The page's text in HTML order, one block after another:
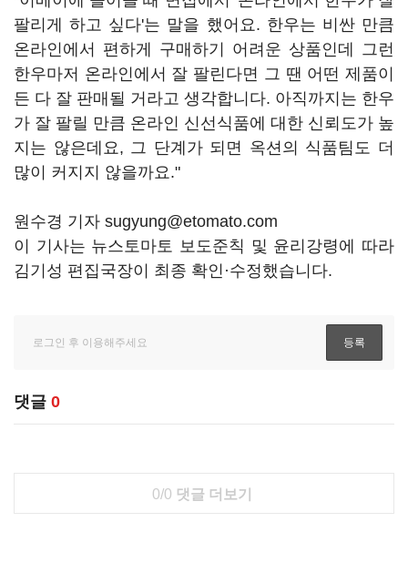
팔리게 하고 싶다'는 말을 했어요. 한우는 비싼 만큼
온라인에서 편하게 구매하기 어려운 상품인데 그런
한우마저 온라인에서 잘 팔린다면 그 땐 어떤 제품이
든 다 잘 판매될 거라고 생각합니다. 아직까지는 한우
가 잘 팔릴 만큼 온라인 신선식품에 대한 신뢰도가 높
지는 않은데요, 그 단계가 되면 옥션의 식품팀도 더
많이 커지지 않을까요."
원수경 기자 sugyung@etomato.com
이 기사는 뉴스토마토 보도준칙 및 윤리강령에 따라
김기성 편집국장이 최종 확인·수정했습니다.
댓글 0
0/0 댓글 더보기